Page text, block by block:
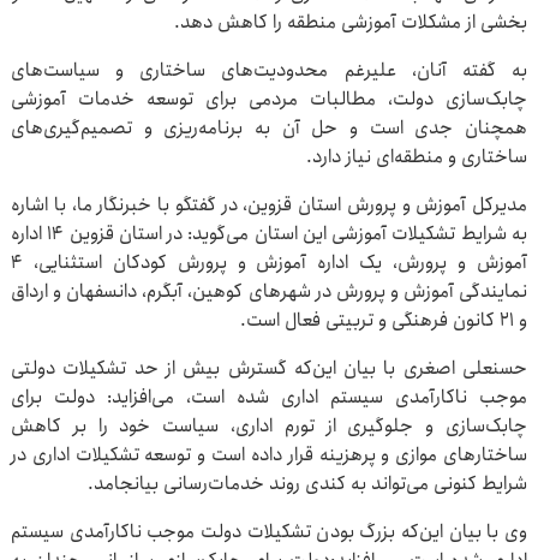
بخشی از مشکلات آموزشی منطقه را کاهش دهد.
به گفته آنان، علیرغم محدودیت‌های ساختاری و سیاست‌های
چابک‌سازی دولت، مطالبات مردمی برای توسعه خدمات آموزشی
همچنان جدی است و حل آن به برنامه‌ریزی و تصمیم‌گیری‌های
ساختاری و منطقه‌ای نیاز دارد.
مدیرکل آموزش و پرورش استان قزوین، در گفتگو با خبرنگار ما، با اشاره
به شرایط تشکیلات آموزشی این استان می‌گوید: در استان قزوین ۱۴ اداره
آموزش و پرورش، یک اداره آموزش و پرورش کودکان استثنایی، ۴
نمایندگی آموزش و پرورش در شهرهای کوهین، آبگرم، دانسفهان و ارداق
و ۲۱ کانون فرهنگی و تربیتی فعال است.
حسنعلی اصغری با بیان این‌که گسترش بیش از حد تشکیلات دولتی
موجب ناکارآمدی سیستم اداری شده است، می‌افزاید: دولت برای
چابک‌سازی و جلوگیری از تورم اداری، سیاست خود را بر کاهش
ساختارهای موازی و پرهزینه قرار داده است و توسعه تشکیلات اداری در
شرایط کنونی می‌تواند به کندی روند خدمات‌رسانی بیانجامد.
وی با بیان این‌که بزرگ بودن تشکیلات دولت موجب ناکارآمدی سیستم